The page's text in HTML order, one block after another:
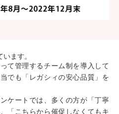
ます。
て管理するチーム制を導入して
でも「レガシィの安心品質」を
ケートでは、多くの方が「丁寧
「こちらから催促しなくてもキ